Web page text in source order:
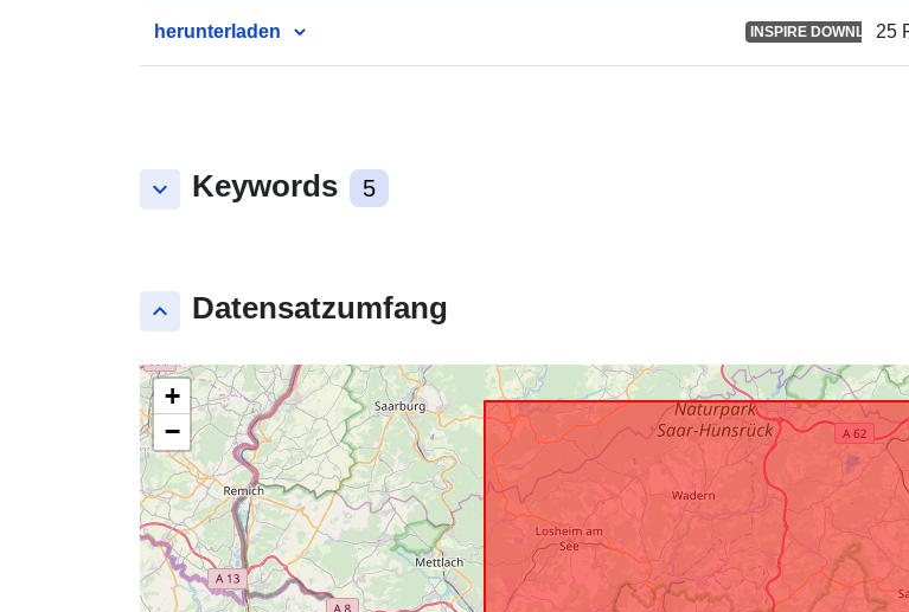
herunterladen INSPIRE DOWNLOAD
25
keyboard_arrow_down Keywords 5
keyboard_arrow_up Datensatzumfang
+
−